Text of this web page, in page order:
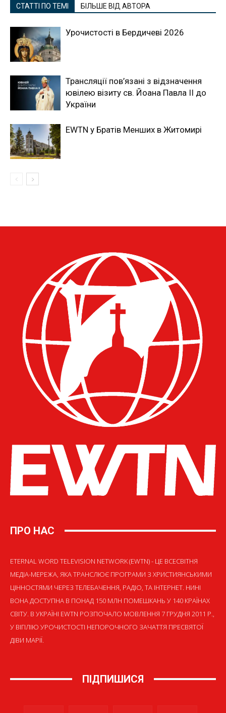
СТАТТІ ПО ТЕМІ БІЛЬШЕ ВІД АВТОРА
Урочистості в Бердичеві 2026
Трансляції пов’язані з відзначення
ювілею візиту св. Йоана Павла ІІ до
України
EWTN у Братів Менших в Житомирі
ПРО НАС
ETERNAL WORD TELEVISION NETWORK (EWTN) - ЦЕ ВСЕСВІТНЯ
МЕДІА-МЕРЕЖА, ЯКА ТРАНСЛЮЄ ПРОГРАМИ З ХРИСТИЯНСЬКИМИ
ЦІННОСТЯМИ ЧЕРЕЗ ТЕЛЕБАЧЕННЯ, РАДІО, ТА ІНТЕРНЕТ. НИНІ
ВОНА ДОСТУПНА В ПОНАД 150 МЛН ПОМЕШКАНЬ У 140 КРАЇНАХ
СВІТУ. В УКРАЇНІ EWTN РОЗПОЧАЛО МОВЛЕННЯ 7 ГРУДНЯ 2011 Р.,
У ВІГІЛІЮ УРОЧИСТОСТІ НЕПОРОЧНОГО ЗАЧАТТЯ ПРЕСВЯТОЇ
ДІВИ МАРІЇ.
ПІДПИШИСЯ